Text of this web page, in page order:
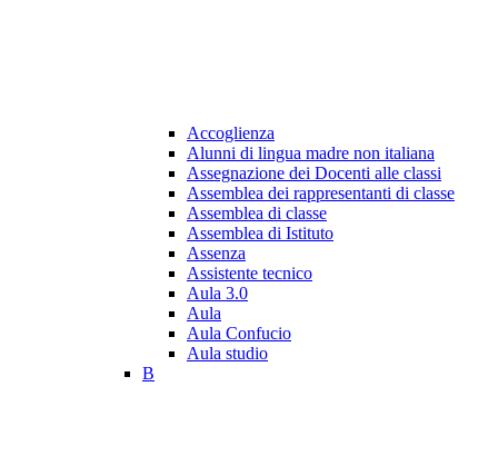
Accoglienza
Alunni di lingua madre non italiana
Assegnazione dei Docenti alle classi
Assemblea dei rappresentanti di classe
Assemblea di classe
Assemblea di Istituto
Assenza
Assistente tecnico
Aula 3.0
Aula
Aula Confucio
Aula studio
B